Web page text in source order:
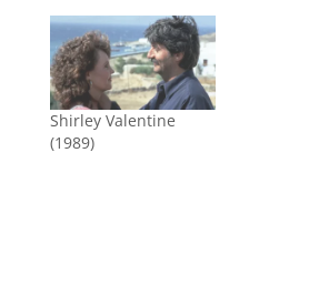
Shirley Valentine
(1989)